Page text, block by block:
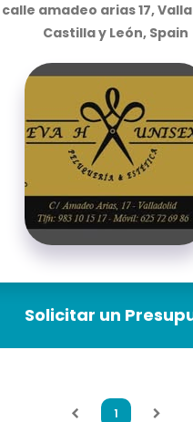
calle amadeo arias 17,
Castilla y León, Spain
Solicitar un
1